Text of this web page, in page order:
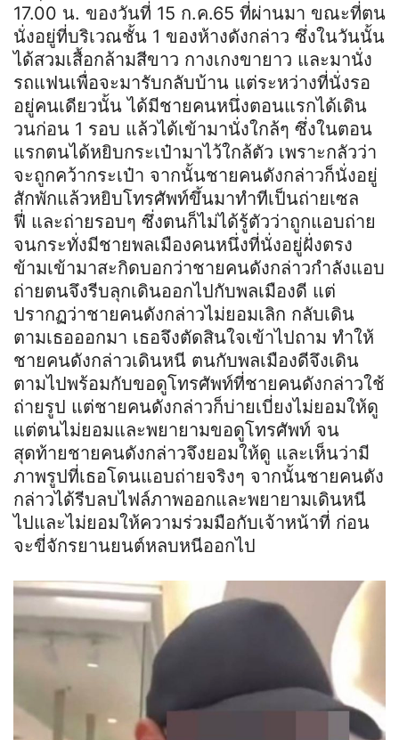
17.00 น. ของวันที่ 15 ก.ค.65 ที่ผ่านมา ขณะที่ตน
นั่งอยู่ที่บริเวณชั้น 1 ของห้างดังกล่าว ซึ่งในวันนั้น
ได้สวมเสื้อกล้ามสีขาว กางเกงขายาว และมานั่ง
รถแฟนเพื่อจะมารับกลับบ้าน แต่ระหว่างที่นั่งรอ
อยู่คนเดียวนั้น ได้มีชายคนหนึ่งตอนแรกได้เดิน
วนก่อน 1 รอบ แล้วได้เข้ามานั่งใกล้ๆ ซึ่งในตอน
แรกตนได้หยิบกระเป๋ามาไว้ใกล้ตัว เพราะกลัวว่า
จะถูกคว้ากระเป๋า จากนั้นชายคนดังกล่าวก็นั่งอยู่
สักพักแล้วหยิบโทรศัพท์ขึ้นมาทำทีเป็นถ่ายเซล
ฟี่ และถ่ายรอบๆ ซึ่งตนก็ไม่ได้รู้ตัวว่าถูกแอบถ่าย
จนกระทั่งมีชายพลเมืองคนหนึ่งที่นั่งอยู่ฝั่งตรง
ข้ามเข้ามาสะกิดบอกว่าชายคนดังกล่าวกำลังแอบ
ถ่ายตนจึงรีบลุกเดินออกไปกับพลเมืองดี แต่
ปรากฏว่าชายคนดังกล่าวไม่ยอมเลิก กลับเดิน
ตามเธอออกมา เธอจึงตัดสินใจเข้าไปถาม ทำให้
ชายคนดังกล่าวเดินหนี ตนกับพลเมืองดีจึงเดิน
ตามไปพร้อมกับขอดูโทรศัพท์ที่ชายคนดังกล่าวใช้
ถ่ายรูป แต่ชายคนดังกล่าวก็บ่ายเบี่ยงไม่ยอมให้ดู
แต่ตนไม่ยอมและพยายามขอดูโทรศัพท์ จน
สุดท้ายชายคนดังกล่าวจึงยอมให้ดู และเห็นว่ามี
ภาพรูปที่เธอโดนแอบถ่ายจริงๆ จากนั้นชายคนดัง
กล่าวได้รีบลบไฟล์ภาพออกและพยายามเดินหนี
ไปและไม่ยอมให้ความร่วมมือกับเจ้าหน้าที่ ก่อน
จะขี่จักรยานยนต์หลบหนีออกไป